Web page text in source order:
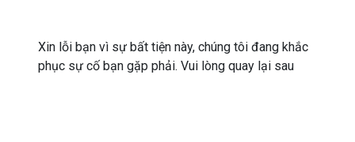
Xin lỗi bạn vì sự bất tiện này, chúng tôi đang khắc
phục sự cố bạn gặp phải. Vui lòng quay lại sau